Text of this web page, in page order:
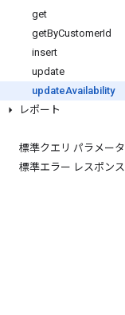
get
getByCustomerId
insert
update
updateAvailability
レポート
標準クエリ パラメータ
標準エラー レスポンス